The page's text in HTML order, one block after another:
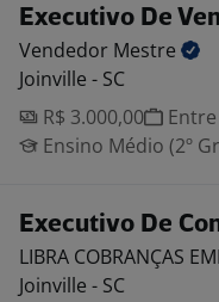
Executivo De
Vendedor Mestre
Joinville - SC
R$ 3.000,00
Ensino Médio (2º
Executivo De
LIBRA COBRANÇAS
Joinville - SC